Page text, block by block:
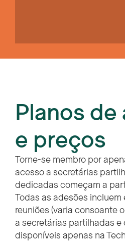
Planos de
e preços
Torne-se membro por
acesso a secretárias
dedicadas começam a
Todas as adesões
reuniões (varia consoante
a secretárias partilhadas
disponíveis apenas na